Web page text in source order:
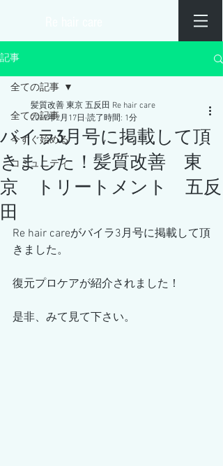
記事
全ての記事
今すぐ始める
コミュニティ
全ての記事
バイラ3月号に掲載して頂
きました！髪質改善 東
京 トリートメント 五反
田
髪質改善 東京 五反田 Re hair care
2019年2月17日 読了時間: 1分
Re hair careがバイラ3月号に掲載して頂
きました。
復元プロケアが紹介されました！
是非、みて見て下さい。